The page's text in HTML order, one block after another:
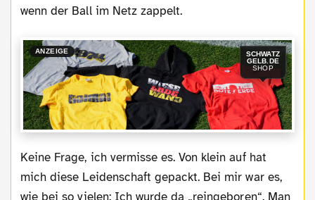
wenn der Ball im Netz zappelt.
ANZEIGE
SCHWATZ
GELB.DE
SHOP
Keine Frage, ich vermisse es. Von klein auf hat
mich diese Leidenschaft gepackt. Bei mir war es,
wie bei so vielen: Ich wurde da „reingeboren“. Man